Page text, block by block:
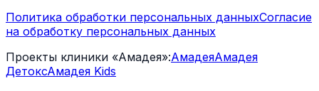
Политика обработки персональных данныхСогласие
на обработку персональных данных
Проекты клиники «Амадея»:АмадеяАмадея
ДетоксАмадея Kids